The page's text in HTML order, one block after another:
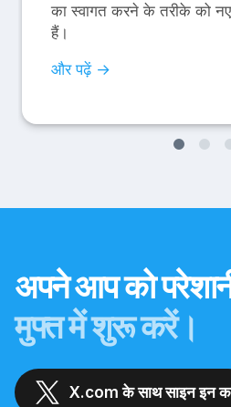
का स्वागत करने के तरीके को नए
हैं।
और पढ़ें →
अपने आप को
मुफ्त में शुरू करें।
X.com के साथ साइन इन